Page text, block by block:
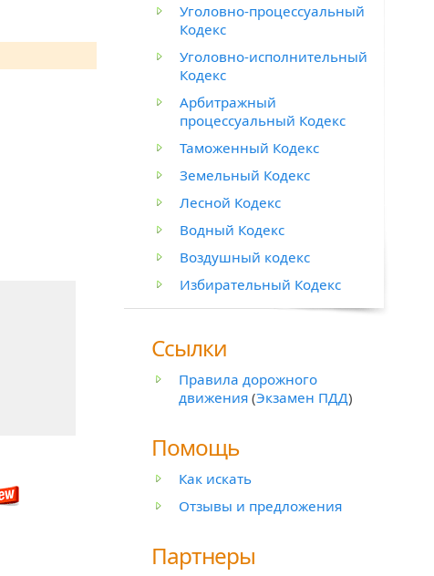
Уголовно-процессуальный
Кодекс
Уголовно-исполнительный
Кодекс
Арбитражный
процессуальный Кодекс
Таможенный Кодекс
Земельный Кодекс
Лесной Кодекс
Водный Кодекс
Воздушный кодекс
Избирательный Кодекс
Ссылки
Правила дорожного
движения (Экзамен ПДД)
Помощь
Как искать
Отзывы и предложения
Партнеры